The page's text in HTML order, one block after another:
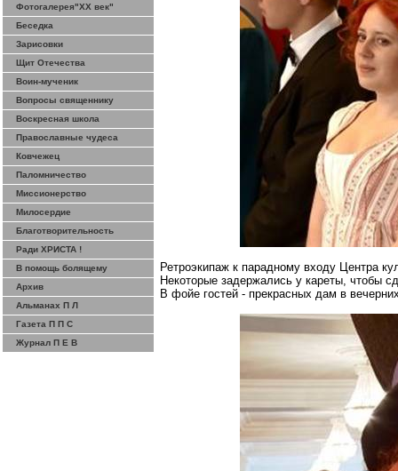
Фотогалерея"ХХ век"
Беседка
Зарисовки
Щит Отечества
Воин-мученик
Вопросы священнику
Воскресная школа
Православные чудеса
Ковчежец
Паломничество
Миссионерство
Милосердие
Благотворительность
Ради ХРИСТА !
В помощь болящему
Архив
Альманах П Л
Газета П П С
Журнал П Е В
Ретроэкипаж к парадному входу Центра
Некоторые задержались у кареты, чтобы
В фойе гостей - прекрасных дам в